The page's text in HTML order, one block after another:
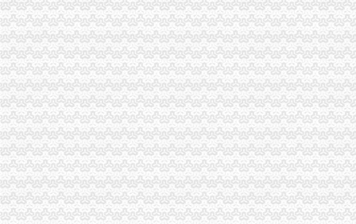
重庆或k发票申请表.docx
重庆市地方税务局网络发票申请审批表_中华文本库
重庆增值税红字专用发票申请流程_cqmaiji_新浪博客
我是重庆的个体经营户,一年只需要两本发票,请问怎样才能申请发票
重庆市国p家税务局普通发票申请表.doc
重庆微发布：【微企可申请免发票工
【光重庆】如何网上申领税务发票？
重庆财税疑难：重庆申请一般纳税注册公司代找王会计-重庆爱
【光重庆】如何网上申领税务发票？_搜狐其它_搜狐网
重庆申请港澳通行证户口薄原件_搜问问
重庆住宿发票_放心购买
2016年10月交房付清全款得到购房发票,现在能否申请提取重庆公积
重庆地税：申请办理公路内河货物运输发票自开票纳税人资格需要哪些